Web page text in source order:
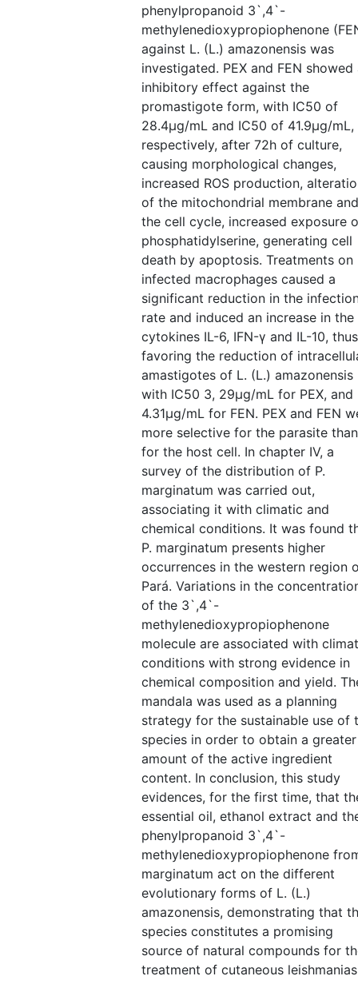
phenylpropanoid 3`,4`-
methylenedioxypropiophenone
against L. (L.) amazonensis was
investigated. PEX and FEN showed
inhibitory effect against the
promastigote form, with IC50 of
28.4μg/mL and IC50 of 41.9μg/mL,
respectively, after 72h of culture,
causing morphological changes,
increased ROS production,
of the mitochondrial membrane and
the cell cycle, increased exposure
phosphatidylserine, generating cell
death by apoptosis. Treatments on
infected macrophages caused a
significant reduction in the
rate and induced an increase in the
cytokines IL-6, IFN-γ and IL-10, thus
favoring the reduction of
amastigotes of L. (L.) amazonensis
with IC50 3, 29μg/mL for PEX, and
4.31μg/mL for FEN. PEX and FEN
more selective for the parasite than
for the host cell. In chapter IV, a
survey of the distribution of P.
marginatum was carried out,
associating it with climatic and
chemical conditions. It was found
P. marginatum presents higher
occurrences in the western region
Pará. Variations in the
of the 3`,4`-
methylenedioxypropiophenone
molecule are associated with
conditions with strong evidence in
chemical composition and yield.
mandala was used as a planning
strategy for the sustainable use of
species in order to obtain a greater
amount of the active ingredient
content. In conclusion, this study
evidences, for the first time, that
essential oil, ethanol extract and
phenylpropanoid 3`,4`-
methylenedioxypropiophenone
marginatum act on the different
evolutionary forms of L. (L.)
amazonensis, demonstrating that
species constitutes a promising
source of natural compounds for
treatment of cutaneous